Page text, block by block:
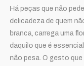
Há peças que não
delicadeza de quem
branca, carrega uma
daquilo que é
não pesa. O gesto que